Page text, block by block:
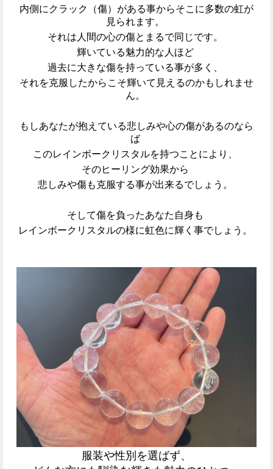
内側にクラック（傷）がある事からそこに多数の虹が
見られます。
それは人間の心の傷とまるで同じです。
輝いている魅力的な人ほど
過去に大きな傷を持っている事が多く、
それを克服したからこそ輝いて見えるのかもしれませ
ん。
もしあなたが抱えている悲しみや心の傷があるのなら
ば
このレインボークリスタルを持つことにより、
そのヒーリング効果から
悲しみや傷も克服する事が出来るでしょう。
そして傷を負ったあなた自身も
レインボークリスタルの様に虹色に輝く事でしょう。
服装や性別を選ばず、